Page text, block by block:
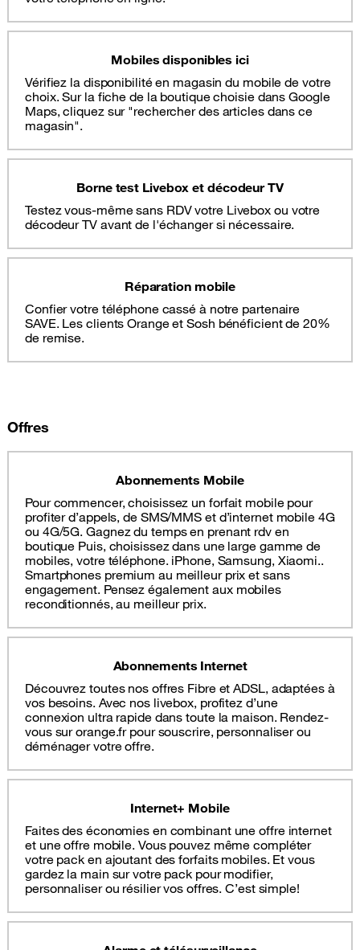
Mobiles disponibles ici
Vérifiez la disponibilité en magasin du mobile de votre
choix. Sur la fiche de la boutique choisie dans Google
Maps, cliquez sur "rechercher des articles dans ce
magasin".
Borne test Livebox et décodeur TV
Testez vous-même sans RDV votre Livebox ou votre
décodeur TV avant de l'échanger si nécessaire.
Réparation mobile
Confier votre téléphone cassé à notre partenaire
SAVE. Les clients Orange et Sosh bénéficient de 20%
de remise.
Offres
Abonnements Mobile
Pour commencer, choisissez un forfait mobile pour
profiter d’appels, de SMS/MMS et d’internet mobile 4G
ou 4G/5G. Gagnez du temps en prenant rdv en
boutique Puis, choisissez dans une large gamme de
mobiles, votre téléphone. iPhone, Samsung, Xiaomi..
Smartphones premium au meilleur prix et sans
engagement. Pensez également aux mobiles
reconditionnés, au meilleur prix.
Abonnements Internet
Découvrez toutes nos offres Fibre et ADSL, adaptées à
vos besoins. Avec nos livebox, profitez d’une
connexion ultra rapide dans toute la maison. Rendez-
vous sur orange.fr pour souscrire, personnaliser ou
déménager votre offre.
Internet+ Mobile
Faites des économies en combinant une offre internet
et une offre mobile. Vous pouvez même compléter
votre pack en ajoutant des forfaits mobiles. Et vous
gardez la main sur votre pack pour modifier,
personnaliser ou résilier vos offres. C’est simple!